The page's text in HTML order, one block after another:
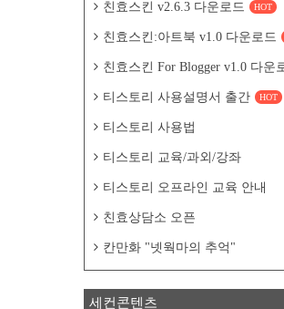
친효스킨 v2.6.3 다운로드 HOT
친효스킨:아트북 v1.0 다운로드
친효스킨 For Blogger v1.0 다운
티스토리 사용설명서 출간 HOT
티스토리 사용법
티스토리 교육/과외/강좌
티스토리 오프라인 교육 안내
친효상담소 오픈
칸만화 "넷웍마의 추억"
세컨콘텐츠